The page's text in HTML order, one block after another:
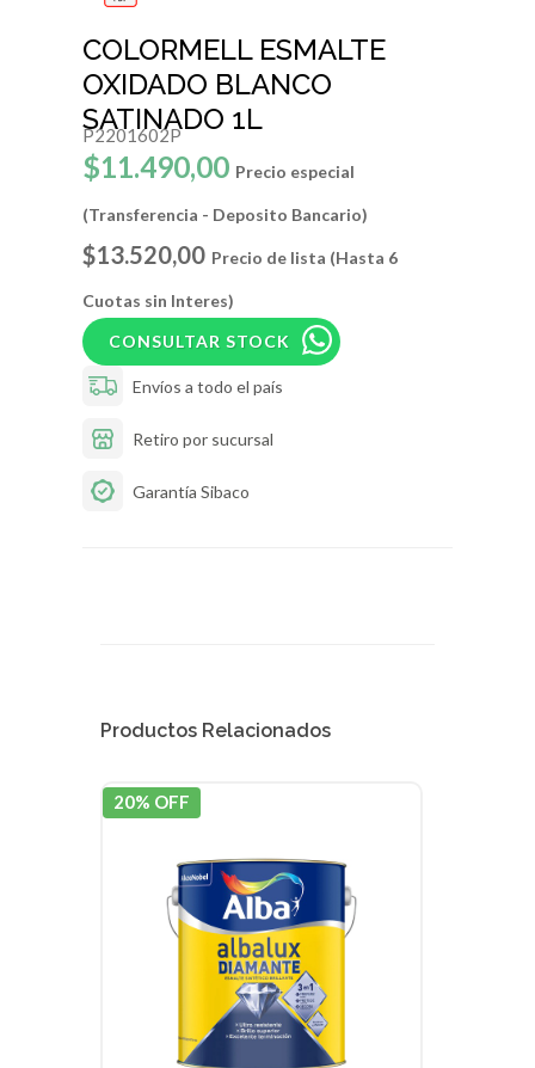
COLORMELL ESMALTE
OXIDADO BLANCO
SATINADO 1L
P2201602P
$11.490,00 Precio especial
(Transferencia - Deposito Bancario)
$13.520,00 Precio de lista (Hasta 6
Cuotas sin Interes)
CONSULTAR STOCK
Envíos a todo el país
Retiro por sucursal
Garantía Sibaco
Productos Relacionados
20% OFF